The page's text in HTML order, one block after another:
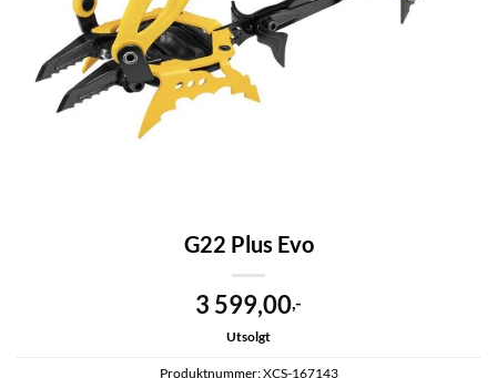
G22 Plus Evo
3 599,00,-
Utsolgt
Produktnummer:XCS-167143